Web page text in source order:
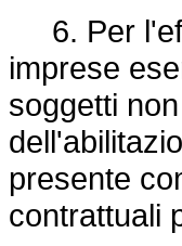
6. Per
imprese
soggetti
presente
contrattuali